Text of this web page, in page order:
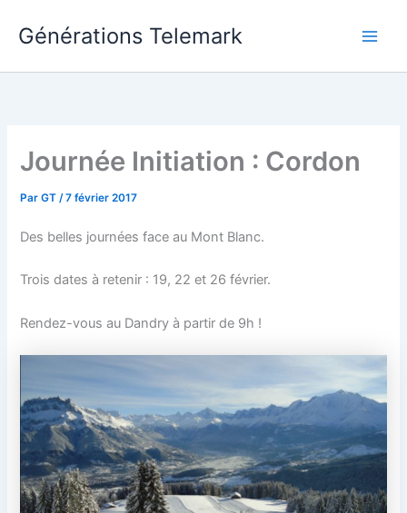
Générations Telemark
Journée Initiation : Cordon
ParGT/7 février 2017
Des belles journées face au Mont Blanc.
Trois dates à retenir : 19, 22 et 26 février.
Rendez-vous au Dandry à partir de 9h !